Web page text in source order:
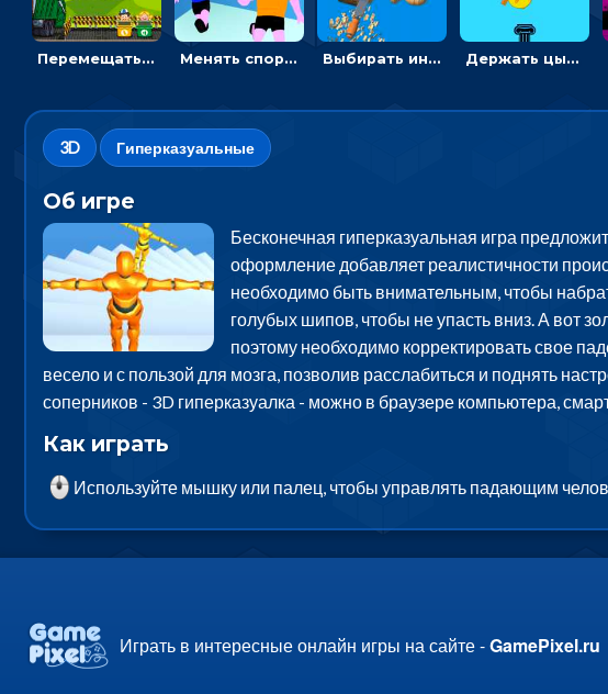
Перемещать героя с корзиной или собирать мусор - гиперказуальная Менять спортсмена на строителя, чтобы бежать вперед к финишу - ИО Выбирать инструменты, чтобы выпиливать фигуры из дерева в 3D Держать цыпленка на лету, чтобы проходить через колонны - гиперказуальные
3D Гиперказуальные
Об игре
Бесконечная гиперказуальная игра
оформление добавляет реалистичности
необходимо быть внимательным, чтобы
голубых шипов, чтобы не упасть вниз. А вот
поэтому необходимо корректировать свое
весело и с пользой для мозга, позволив расслабиться и поднять
соперников - 3D гиперказуалка - можно в браузере компьютера,
Как играть
Используйте мышку или палец, чтобы управлять падающим
Играть в интересные онлайн игры на сайте -GamePixel.ru